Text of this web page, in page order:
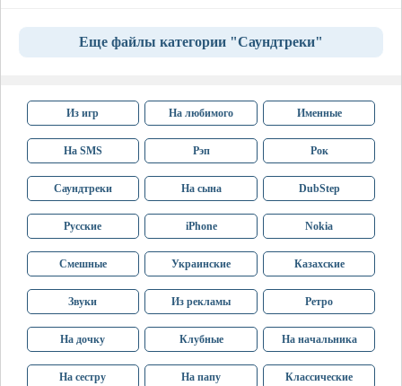
Еще файлы категории "Саундтреки"
Из игр На любимого Именные
На SMS Рэп Рок
Саундтреки На сына DubStep
Русские iPhone Nokia
Смешные Украинские Казахские
Звуки Из рекламы Ретро
На дочку Клубные На начальника
На сестру На папу Классические